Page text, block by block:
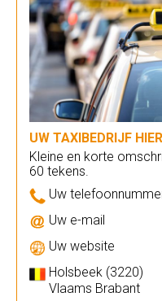
UW TAXIBEDRIJF
Kleine en korte
60 tekens.
Uw
Uw e-mail
Uw website
Holsbeek (3220)
Vlaams Brabant